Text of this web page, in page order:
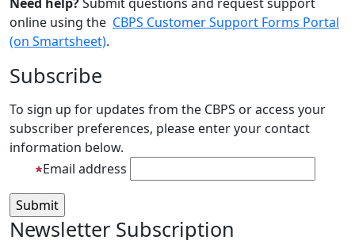
online using the CBPS Customer Support Forms Portal
(on Smartsheet).
Subscribe
To sign up for updates from the CBPS or access your
subscriber preferences, please enter your contact
information below.
Email address
Newsletter Subscription